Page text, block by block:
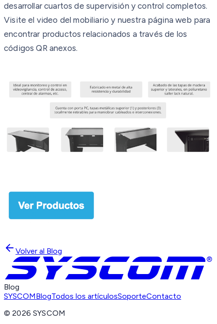
desarrollar cuartos de supervisión y control completos.
Visite el video del mobiliario y nuestra página web para
encontrar productos relacionados a través de los
códigos QR anexos.
Volver al Blog
Blog
SYSCOMBlogTodos los artículosSoporteContacto
©2026 SYSCOM